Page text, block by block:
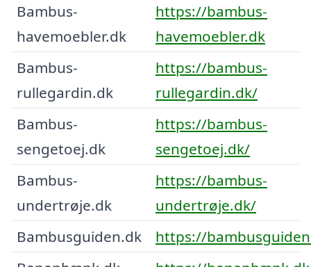
Bambus-
havemoebler.dk
https://bambus-
havemoebler.dk
Bambus-
rullegardin.dk
https://bambus-
rullegardin.dk/
Bambus-
sengetoej.dk
https://bambus-
sengetoej.dk/
Bambus-
undertrøje.dk
https://bambus-
undertrøje.dk/
Bambusguiden.dk
https://